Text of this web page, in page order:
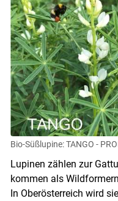
Bio-Süßlupine: TANGO -
Lupinen zählen zur
kommen als
In Oberösterreich wird